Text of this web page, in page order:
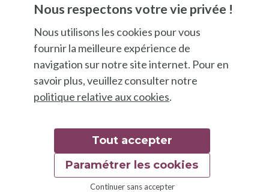
Nous respectons votre vie privée !
Nous utilisons les cookies pour vous
fournir la meilleure expérience de
navigation sur notre site internet. Pour en
savoir plus, veuillez consulter notre
politique relative aux cookies.
Tout accepter
Continuer sans accepter
Paramétrer les cookies
© 2026 Good Food